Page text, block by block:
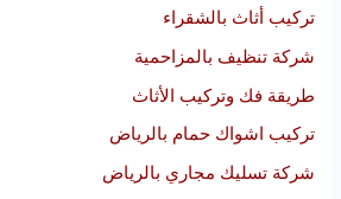
تركيب أثاث بالشقراء
شركة تنظيف بالمزاحمية
طريقة فك وتركيب الأثاث
تركيب اشواك حمام بالرياض
شركة تسليك مجاري بالرياض